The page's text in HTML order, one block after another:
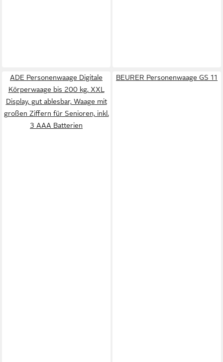
ADE Personenwaage Digitale
Körperwaage bis 200 kg, XXL
Display, gut ablesbar, Waage mit
großen Ziffern für Senioren, inkl.
3 AAA Batterien
BEURER Personenwaage GS 11